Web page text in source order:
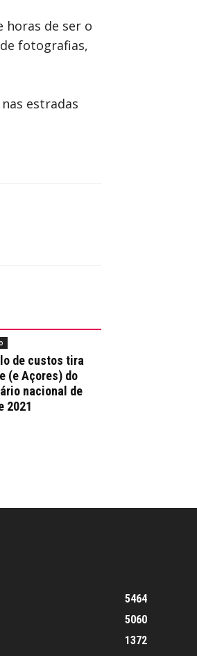
horas de ser o
fotografias,
estradas
de custos tira
(e Açores) do
nacional de
2021
5464
5060
1372